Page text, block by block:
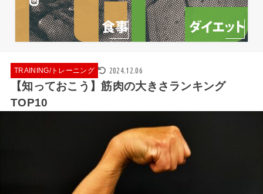
TRAINING/トレーニング 2024.12.06
【知っておこう】筋肉の大きさランキング
TOP10